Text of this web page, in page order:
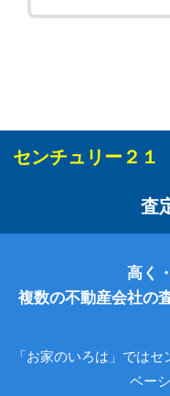
センチュリー２
査
高く
複数の不動産会社の
「お家のいろは」では
ベー